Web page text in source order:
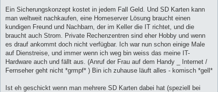
Ein Sicherungskonzept kostet in jedem Fall Geld. Und SD Karten kann
man weltweit nachkaufen, eine Homeserver Lösung braucht einen
kundigen Freund und Nachbarn, der im Keller die IT richtet, und die
braucht auch Strom. Private Rechenzentren sind eher Hobby und wenn
es drauf ankommt doch nicht verfügbar. Ich war nun schon einige Male
auf Dienstreise, und immer wenn ich weg bin weiss das meine IT-
Hardware auch und fällt aus. (Anruf der Frau auf dem Handy _ Internet /
Fernseher geht nicht *grmpf* ) Bin ich zuhause läuft alles - komisch *gell*
Ist eh geschickt wenn man mehrere SD Karten dabei hat (speziell bei